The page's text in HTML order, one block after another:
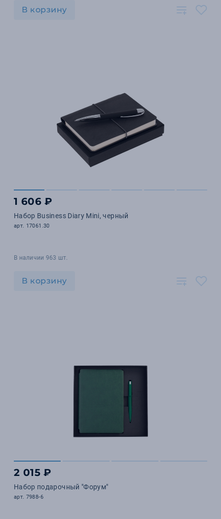
В корзину
1 606 ₽
Набор Business Diary Mini, черный
арт. 17061.30
В наличии 963 шт.
В корзину
2 015 ₽
Набор подарочный "Форум"
арт. 7988-6